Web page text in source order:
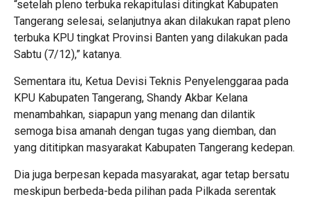
“setelah pleno terbuka rekapitulasi ditingkat Kabupaten
Tangerang selesai, selanjutnya akan dilakukan rapat pleno
terbuka KPU tingkat Provinsi Banten yang dilakukan pada
Sabtu (7/12),” katanya.
Sementara itu, Ketua Devisi Teknis Penyelenggaraa pada
KPU Kabupaten Tangerang, Shandy Akbar Kelana
menambahkan, siapapun yang menang dan dilantik
semoga bisa amanah dengan tugas yang diemban, dan
yang dititipkan masyarakat Kabupaten Tangerang kedepan.
Dia juga berpesan kepada masyarakat, agar tetap bersatu
meskipun berbeda-beda pilihan pada Pilkada serentak